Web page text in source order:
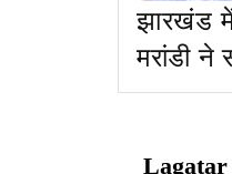
झारखंड में
मरांडी ने
Lagatar